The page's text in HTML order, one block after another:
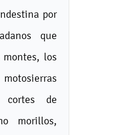
por
que
los
de
morillos,